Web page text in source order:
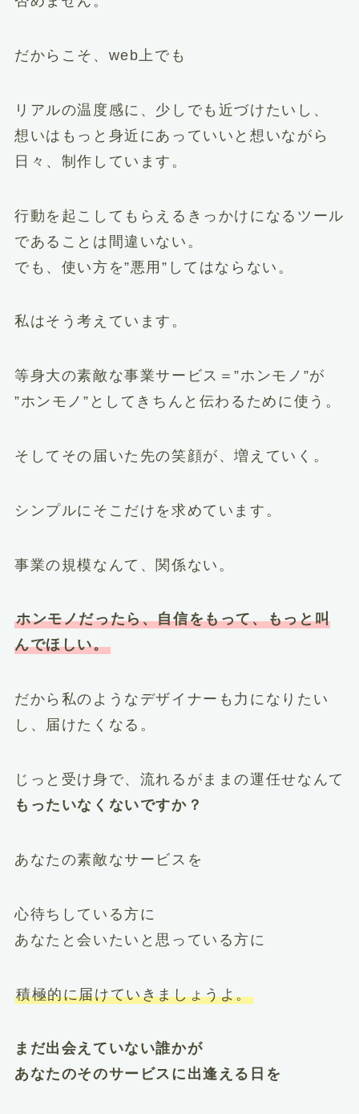
だからこそ、web上でも
リアルの温度感に、少しでも近づけたいし、
想いはもっと身近にあっていいと想いながら
日々、制作しています。
行動を起こしてもらえるきっかけになるツール
であることは間違いない。
でも、使い方を”悪用”してはならない。
私はそう考えています。
等身大の素敵な事業サービス＝”ホンモノ”が
”ホンモノ”としてきちんと伝わるために使う。
そしてその届いた先の笑顔が、増えていく。
シンプルにそこだけを求めています。
事業の規模なんて、関係ない。
ホンモノだったら、自信をもって、もっと叫
んでほしい。
だから私のようなデザイナーも力になりたい
し、届けたくなる。
じっと受け身で、流れるがままの運任せなんて
もったいなくないですか？
あなたの素敵なサービスを
心待ちしている方に
あなたと会いたいと思っている方に
積極的に届けていきましょうよ。
まだ出会えていない誰かが
あなたのそのサービスに出逢える日を